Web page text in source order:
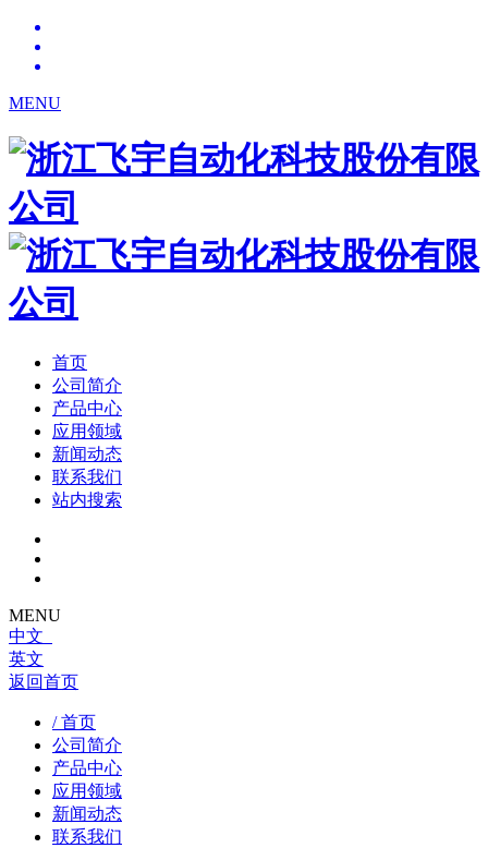
MENU
首页
公司简介
产品中心
应用领域
新闻动态
联系我们
站内搜索
MENU
中文
英文
返回首页
/ 首页
公司简介
产品中心
应用领域
新闻动态
联系我们